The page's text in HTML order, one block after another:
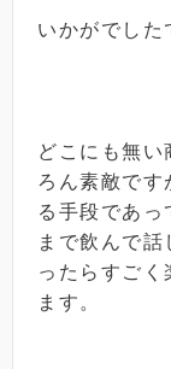
いかがでした
どこにも無い
ろん素敵です
る手段であっ
まで飲んで
ったらすごく
ます。